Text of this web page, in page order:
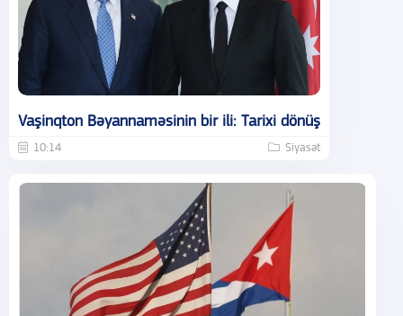
Vaşinqton Bəyannaməsinin bir ili: Tarixi dönüş
10:14 Siyasət